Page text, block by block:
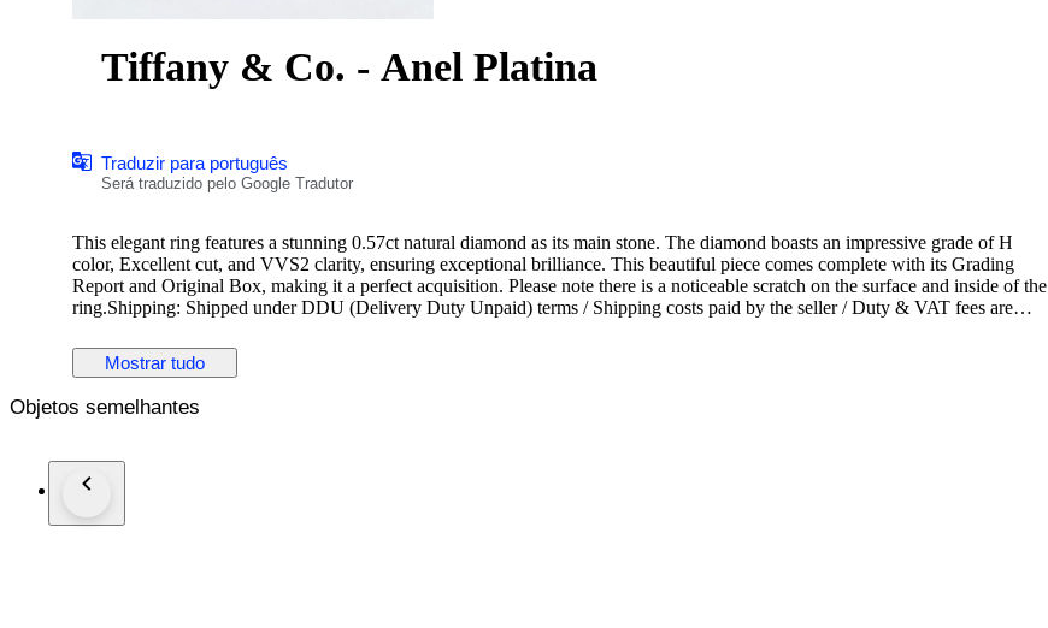
Tiffany & Co. - Anel Platina
Traduzir para português
Será traduzido pelo Google Tradutor
This elegant ring features a stunning 0.57ct natural diamond as its main stone. The diamond boasts an impressive grade of H
color, Excellent cut, and VVS2 clarity, ensuring exceptional brilliance. This beautiful piece comes complete with its Grading
Report and Original Box, making it a perfect acquisition. Please note there is a noticeable scratch on the surface and inside of the
ring.Shipping: Shipped under DDU (Delivery Duty Unpaid) terms / Shipping costs paid by the seller / Duty & VAT fees are
appreciate your understanding.
Mostrar tudo
Objetos semelhantes